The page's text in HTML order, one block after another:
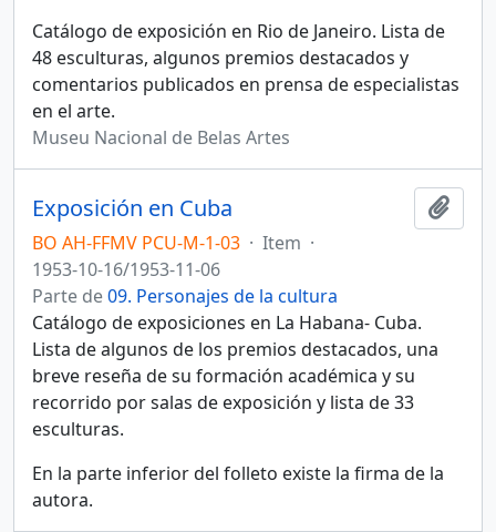
Catálogo de exposición en Rio de Janeiro. Lista de
48 esculturas, algunos premios destacados y
comentarios publicados en prensa de especialistas
en el arte.
Museu Nacional de Belas Artes
Exposición en Cuba
BO AH-FFMV PCU-M-1-03 · Item ·
1953-10-16/1953-11-06
Parte de09. Personajes de la cultura
Catálogo de exposiciones en La Habana- Cuba.
Lista de algunos de los premios destacados, una
breve reseña de su formación académica y su
recorrido por salas de exposición y lista de 33
esculturas.
En la parte inferior del folleto existe la firma de la
autora.